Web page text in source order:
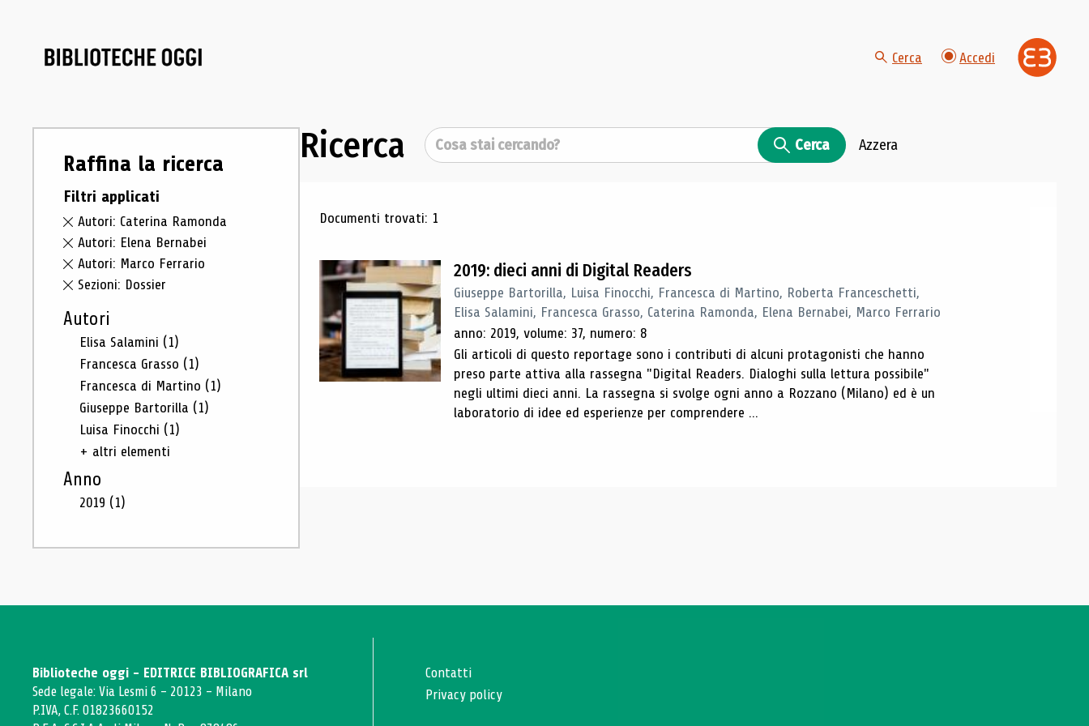
Cerca Accedi
Raffina la ricerca
Filtri applicati
Autori: Caterina Ramonda
Autori: Elena Bernabei
Autori: Marco Ferrario
Sezioni: Dossier
Autori
Elisa Salamini (1)
Francesca Grasso (1)
Francesca di Martino (1)
Giuseppe Bartorilla (1)
Luisa Finocchi (1)
+ altri elementi
Anno
2019 (1)
Ricerca Cerca Cerca Azzera
Risultati di ricerca
Documenti trovati: 1
2019: dieci anni di Digital Readers
Giuseppe Bartorilla, Luisa Finocchi, Francesca di Martino, Roberta Franceschetti,
Elisa Salamini, Francesca Grasso, Caterina Ramonda, Elena Bernabei, Marco Ferrario
anno: 2019, volume: 37, numero: 8
Gli articoli di questo reportage sono i contributi di alcuni protagonisti che hanno
preso parte attiva alla rassegna "Digital Readers. Dialoghi sulla lettura possibile"
negli ultimi dieci anni. La rassegna si svolge ogni anno a Rozzano (Milano) ed è un
laboratorio di idee ed esperienze per comprendere ...
Biblioteche oggi - EDITRICE BIBLIOGRAFICA srl
Sede legale: Via Lesmi 6 - 20123 - Milano
P.IVA, C.F. 01823660152
Contatti
Privacy policy